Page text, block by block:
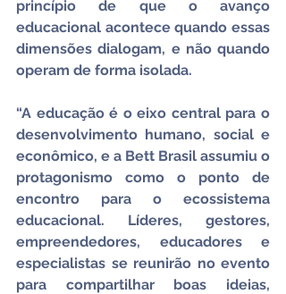
princípio de que o avanço
educacional acontece quando essas
dimensões dialogam, e não quando
operam de forma isolada.
“A educação é o eixo central para o
desenvolvimento humano, social e
econômico, e a Bett Brasil assumiu o
protagonismo como o ponto de
encontro para o ecossistema
educacional. Líderes, gestores,
empreendedores, educadores e
especialistas se reunirão no evento
para compartilhar boas ideias,